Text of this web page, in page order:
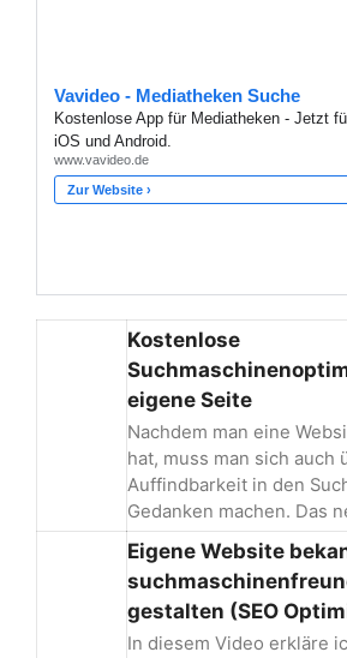
Kostenlose
eigene Seite
Nachdem man eine
hat, muss man sich auch
Auffindbarkeit in den
Gedanken machen. Das
Eigene Website
gestalten (SEO
In diesem Video erkläre